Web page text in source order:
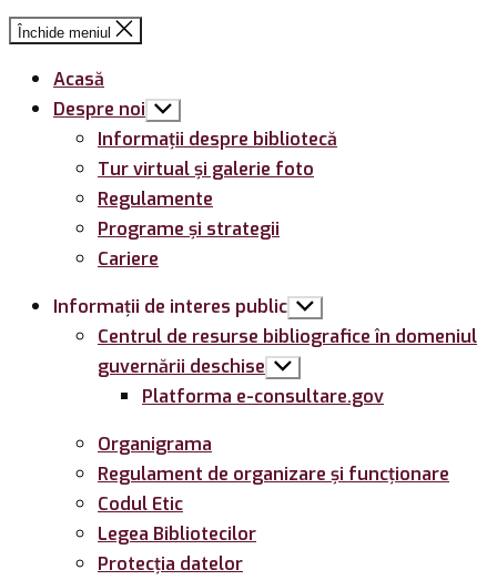
Închide meniul
Acasă
Despre noi Arată
submeniul
Informații despre bibliotecă
Tur virtual și galerie foto
Regulamente
Programe și strategii
Cariere
Informații de interes public Arată
submeniul
Centrul de resurse bibliografice în domeniul
guvernării deschise Arată
submeniul
Platforma e-consultare.gov
Organigrama
Regulament de organizare și funcționare
Codul Etic
Legea Bibliotecilor
Protecția datelor